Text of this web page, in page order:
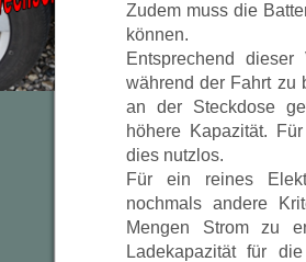
Zudem muss die
können.
Entsprechend
während der Fahrt zu
an der Steckdose
höhere Kapazität.
dies nutzlos.
Für ein reines
nochmals andere
Mengen Strom zu
Ladekapazität für